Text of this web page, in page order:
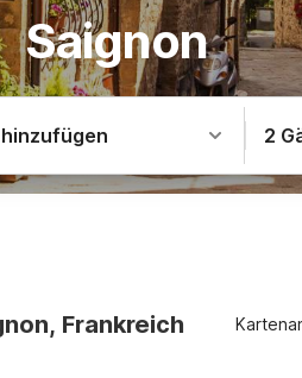
Saignon
2
Frankreich